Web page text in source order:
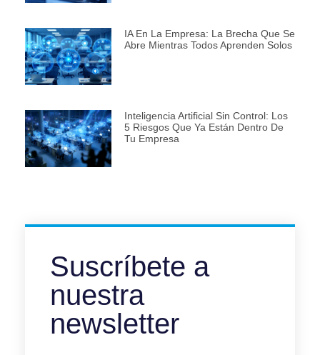
IA En La Empresa: La Brecha Que Se
Abre Mientras Todos Aprenden Solos
Inteligencia Artificial Sin Control: Los
5 Riesgos Que Ya Están Dentro De
Tu Empresa
Suscríbete a
nuestra
newsletter